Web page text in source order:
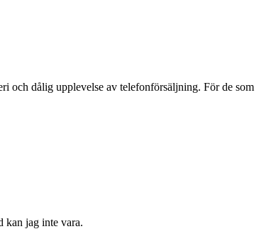
och dålig upplevelse av telefonförsäljning. För de som
kan jag inte vara.